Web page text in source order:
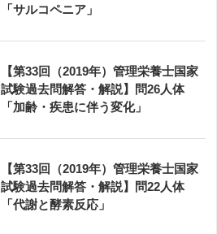
「サルコペニア」
【第33回（2019年）管理栄養士国家
試験過去問解答・解説】問26人体
「加齢・疾患に伴う変化」
【第33回（2019年）管理栄養士国家
試験過去問解答・解説】問22人体
「代謝と酵素反応」